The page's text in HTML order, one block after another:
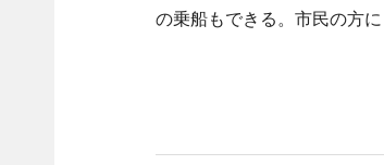
の乗船もできる。市民の方